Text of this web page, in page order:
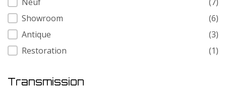
Showroom
(6)
Antique
(3)
Restoration
(1)
Transmission